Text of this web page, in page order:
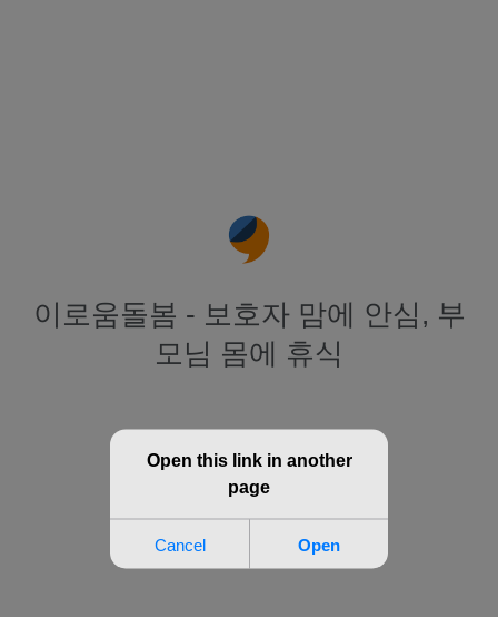
이로움돌봄 - 보호자 맘에 안심, 부
모님 몸에 휴식